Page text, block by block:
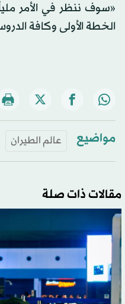
«سوف ننظر في الأمر
الخطة الأولى وكافة
مواضيع عالم الطيران
مقالات ذات صلة